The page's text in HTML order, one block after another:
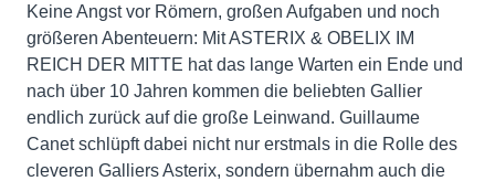
Keine Angst vor Römern, großen Aufgaben und noch
größeren Abenteuern: Mit ASTERIX & OBELIX IM
REICH DER MITTE hat das lange Warten ein Ende und
nach über 10 Jahren kommen die beliebten Gallier
endlich zurück auf die große Leinwand. Guillaume
Canet schlüpft dabei nicht nur erstmals in die Rolle des
cleveren Galliers Asterix, sondern übernahm auch die